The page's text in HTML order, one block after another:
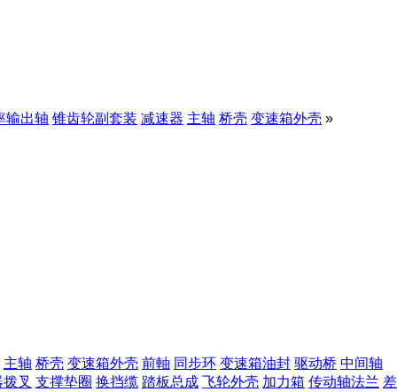
输出轴 锥齿轮副套装 减速器 主轴 桥壳 变速箱外壳 »
主轴 桥壳 变速箱外壳 前軸 同步环 变速箱油封 驱动桥 中间轴
叉 支撑垫圈 换挡缆 踏板总成 飞轮外壳 加力箱 传动轴法兰 差